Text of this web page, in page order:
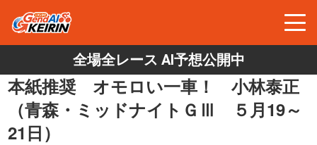
全場全レース AI予想公開中
本紙推奨 オモロい一車！ 小林泰正
（青森・ミッドナイトＧⅢ ５月19～
21日）